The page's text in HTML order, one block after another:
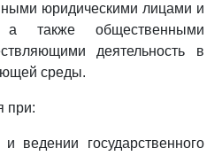
юридическими лицами и
а также общественными
деятельность в
среды.
при:
ведении государственного